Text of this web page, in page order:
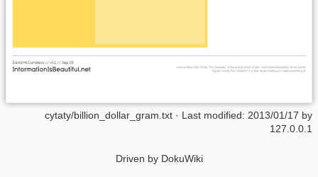
cytaty/billion_dollar_gram.txt · Last modified: 2013/01/17 by
127.0.0.1
Driven by DokuWiki